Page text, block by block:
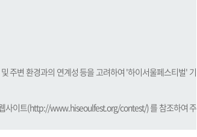
주변 환경과의 연계성 등을 고려하여 '하이서울페스티벌' 기
사이트(http://www.hiseoulfest.org/contest/) 를 참조하여 주